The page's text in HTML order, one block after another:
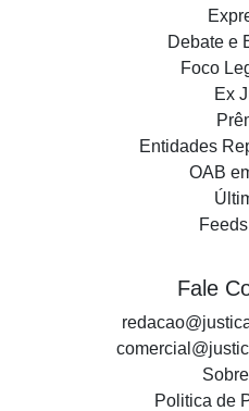
Debate e
Foco
Ex
Entidades
OAB
Fale
Politica de